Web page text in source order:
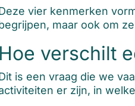
vier kenmerken
maar ook om
Hoe verschilt
is een vraag die we
er zijn, in